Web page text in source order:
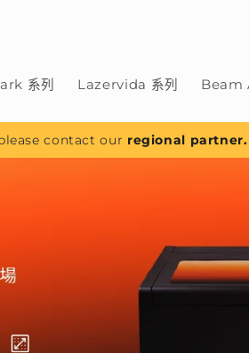
系列 Lazervida 系列 Beam
contact our regional partner.